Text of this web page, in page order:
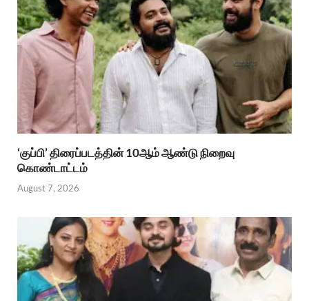
‘குப்பி’ திரைப்படத்தின் 10ஆம் ஆண்டு நிறைவு
கொண்டாட்டம்
August 7, 2026